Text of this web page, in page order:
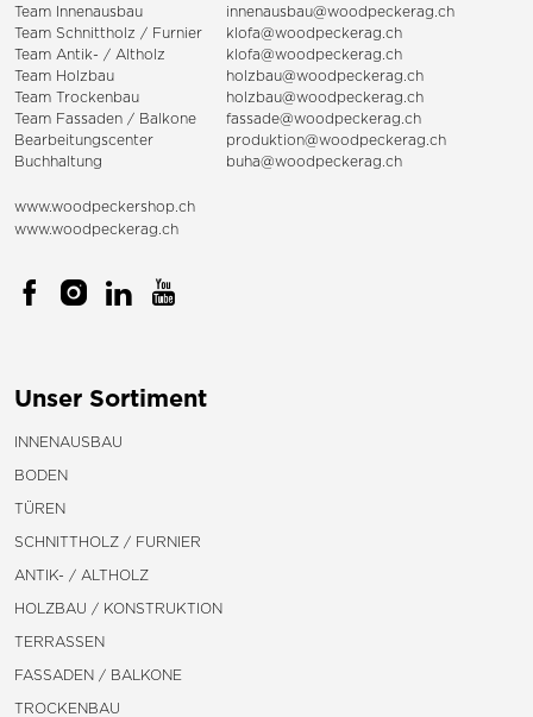
Team Innenausbau
innenausbau@woodpeckerag.ch
Team Schnittholz / Furnier
klofa@woodpeckerag.ch
Team Antik- / Altholz
klofa@woodpeckerag.ch
Team Holzbau
holzbau@woodpeckerag.ch
Team Trockenbau
holzbau@woodpeckerag.ch
Team Fassaden / Balkone
fassade@woodpeckerag.ch
Bearbeitungscenter
produktion@woodpeckerag.ch
Buchhaltung
buha@woodpeckerag.ch
www.woodpeckershop.ch
www.woodpeckerag.ch
Unser Sortiment
INNENAUSBAU
BODEN
TÜREN
SCHNITTHOLZ / FURNIER
ANTIK- / ALTHOLZ
HOLZBAU / KONSTRUKTION
TERRASSEN
FASSADEN / BALKONE
TROCKENBAU